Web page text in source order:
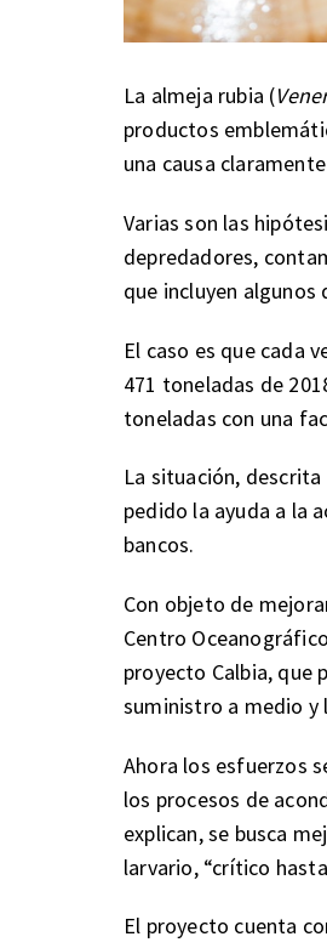
La almeja rubia (
productos
una causa
Varias son las
depredadores,
que incluyen
El caso es que cada
471 toneladas de
toneladas con una
La situación,
pedido la ayuda a la
bancos.
Con objeto de
Centro
proyecto Calbia, que
suministro a medio y
Ahora los esfuerzos
los procesos de
explican, se busca
larvario, “crítico
El proyecto cuenta